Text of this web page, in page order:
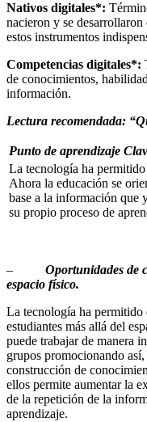
Nativos digitales*:
nacieron y se
estos instrumentos
Competencias digitales*:
de conocimientos,
información.
Lectura recomendada:
Punto de aprendizaje
La tecnología ha
Ahora la educación se
base a la información que
su propio proceso de
– Oportunidades de
espacio físico.
La tecnología ha permitido
estudiantes más allá del
puede trabajar de manera
grupos promocionando
construcción de
ellos permite aumentar la
de la repetición de la
aprendizaje.